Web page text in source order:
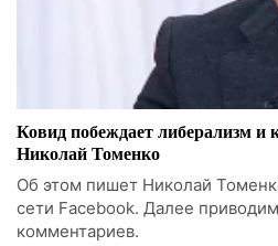
Ковид побеждает либерализм и
Николай Томенко
Об этом пишет Николай
сети Facebook. Далее
комментариев.